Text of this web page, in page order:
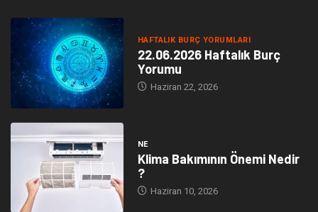
HAFTALIK BURÇ YORUMLARI
22.06.2026 Haftalık Burç
Yorumu
Haziran 22, 2026
NE
Klima Bakımının Önemi Nedir
?
Haziran 10, 2026